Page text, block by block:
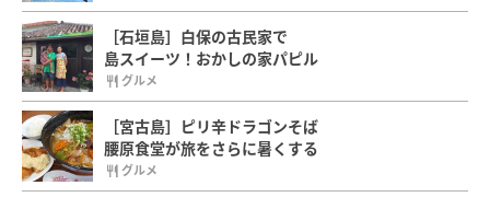
［石垣島］白保の古民家で
島スイーツ！おかしの家パピル
グルメ
［宮古島］ピリ辛ドラゴンそば
腰原食堂が旅をさらに暑くする
グルメ